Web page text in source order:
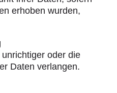
erhoben wurden,
oder die
Daten verlangen.